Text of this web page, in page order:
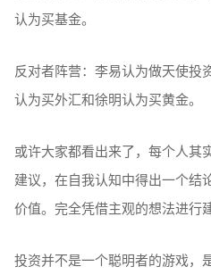
认为买基金。
反对者阵营：李易认为做天使投
认为买外汇和徐明认为买黄金。
或许大家都看出来了，每个人其
建议，在自我认知中得出一个结
价值。完全凭借主观的想法进行
投资并不是一个聪明者的游戏，